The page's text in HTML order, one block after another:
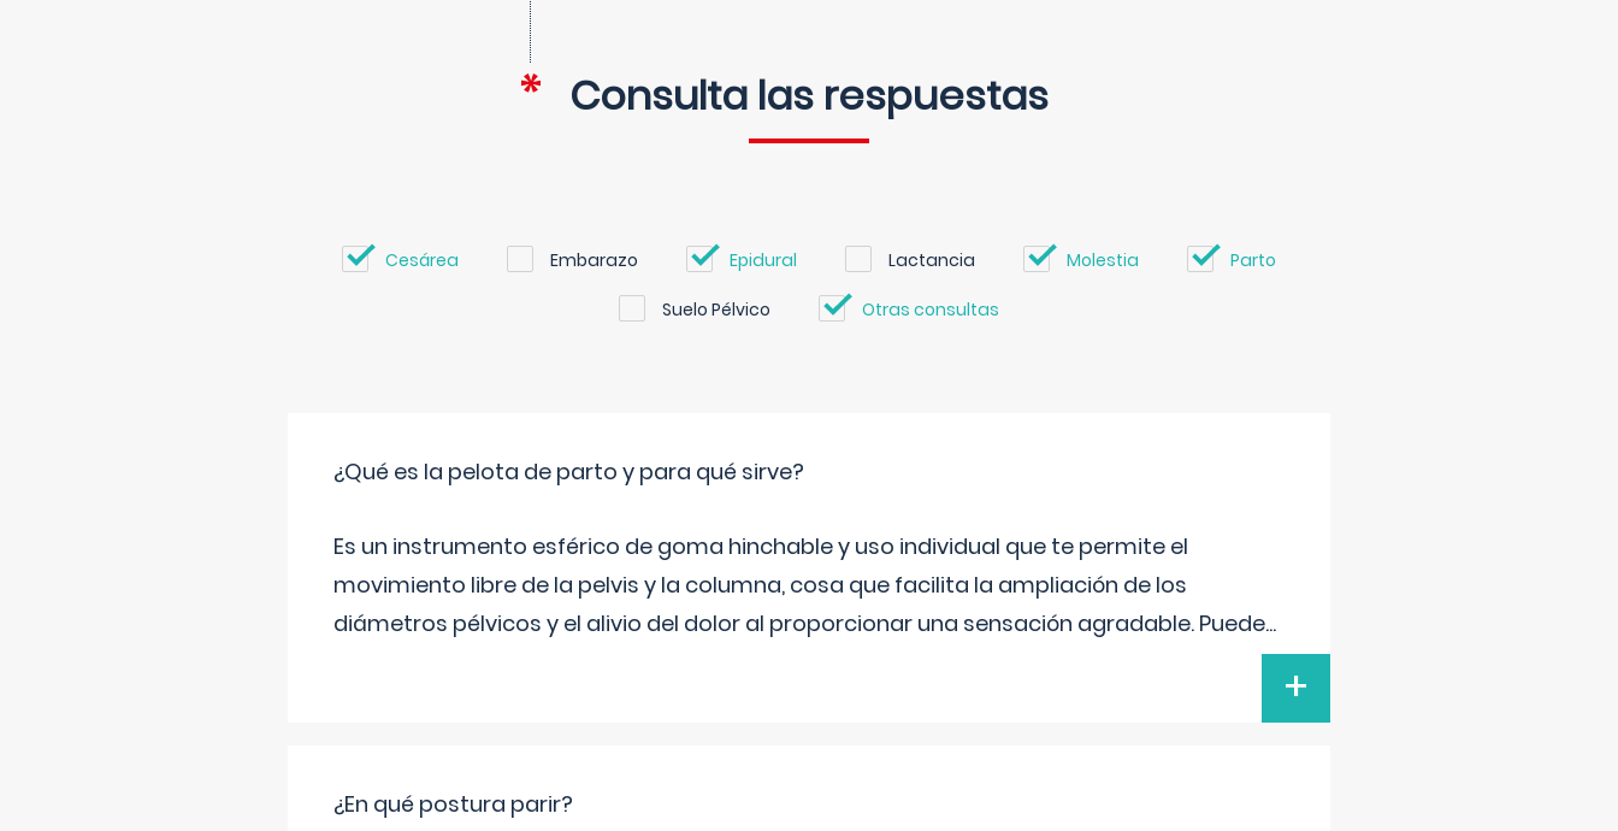
Consulta las respuestas
Cesárea Embarazo Epidural Lactancia Molestia Parto
Suelo Pélvico Otras consultas
¿Qué es la pelota de parto y para qué sirve?
Es un instrumento esférico de goma hinchable y uso individual que te permite el
movimiento libre de la pelvis y la columna, cosa que facilita la ampliación de los
diámetros pélvicos y el alivio del dolor al proporcionar una sensación agradable. Puede...
+
¿En qué postura parir?